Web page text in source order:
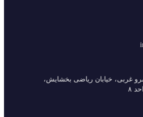
غربی، خیابان ریاضی بخشایش،
۸